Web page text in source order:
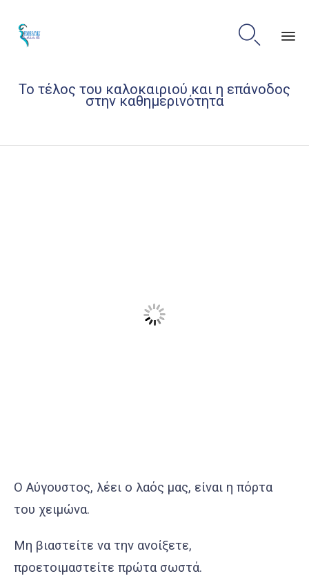

Το τέλος του καλοκαιριού και η επάνοδος
στην καθημερινότητα
Ο Αύγουστος, λέει ο λαός μας, είναι η πόρτα
του χειμώνα.
Μη βιαστείτε να την ανοίξετε,
προετοιμαστείτε πρώτα σωστά.